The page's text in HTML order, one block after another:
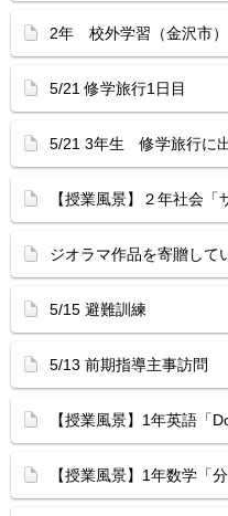
2年 校外学習（金沢市）
5/21 修学旅行1日目
5/21 3年生 修学旅行に
【授業風景】２年社会「
ジオラマ作品を寄贈して
5/15 避難訓練
5/13 前期指導主事訪問
【授業風景】1年英語「
【授業風景】1年数学「